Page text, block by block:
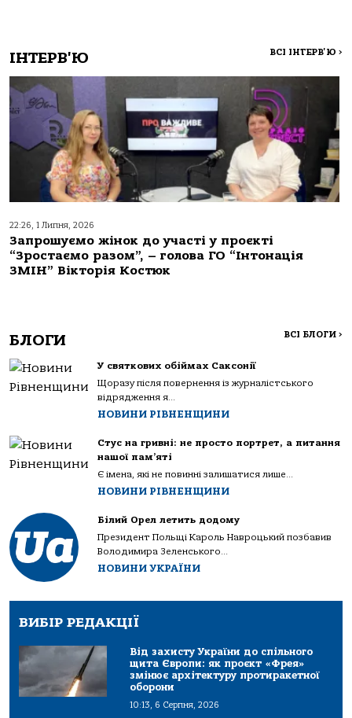
ІНТЕРВ'Ю ВСІ ІНТЕРВ'Ю >
22:26, 1 Липня, 2026
Запрошуємо жінок до участі у проєкті
“Зростаємо разом”, – голова ГО “Інтонація
ЗМІН” Вікторія Костюк
БЛОГИ ВСІ БЛОГИ >
У святкових обіймах Саксонії
Щоразу після повернення із журналістського
відрядження я...
НОВИНИ РІВНЕНЩИНИ
Стус на гривні: не просто портрет, а питання
нашої пам’яті
Є імена, які не повинні залишатися лише...
НОВИНИ РІВНЕНЩИНИ
Білий Орел летить додому
Президент Польщі Кароль Навроцький позбавив
Володимира Зеленського...
НОВИНИ УКРАЇНИ
ВИБІР РЕДАКЦІЇ
Від захисту України до спільного
щита Європи: як проєкт «Фрея»
змінює архітектуру протиракетної
оборони
10:13, 6 Серпня, 2026